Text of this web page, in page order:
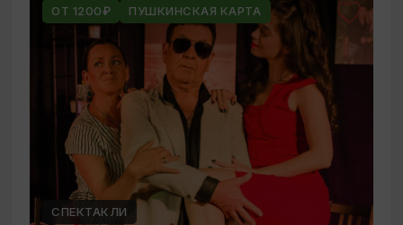
ОТ 1200₽ ПУШКИНСКАЯ КАРТА
СПЕКТАКЛИ